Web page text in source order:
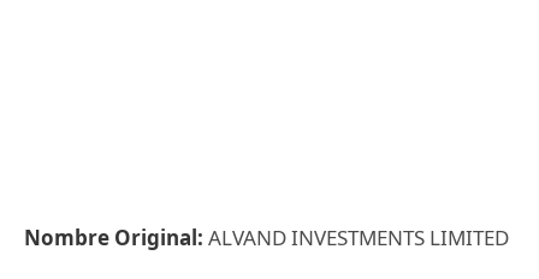
Nombre Original: ALVAND INVESTMENTS LIMITED